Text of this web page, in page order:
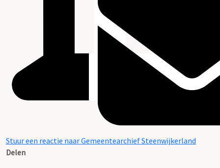
Stuur een reactie naar Gemeentearchief Steenwijkerland
Delen